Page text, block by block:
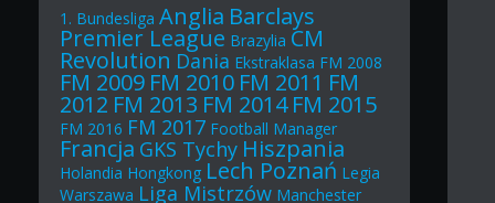
1. Bundesliga Anglia Barclays
Premier League Brazylia CM
Revolution Dania Ekstraklasa FM 2008
FM 2009 FM 2010 FM 2011 FM
2012 FM 2013 FM 2014 FM 2015
FM 2016 FM 2017 Football Manager
Francja GKS Tychy Hiszpania
Holandia Hongkong Lech Poznań Legia
Warszawa Liga Mistrzów Manchester